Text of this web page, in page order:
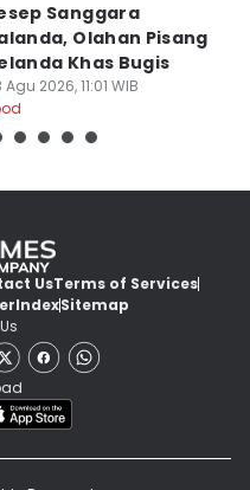
Sanggara
Olahan Pisang
Khas Bugis
Agu 2026, 11:01 WIB
UsTerms of Services
IndexSitemap